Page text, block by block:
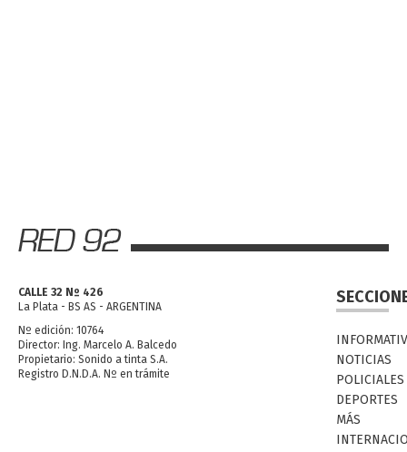
CALLE 32 Nº 426
La Plata - BS AS - ARGENTINA
Nº edición: 10764
Director: Ing. Marcelo A. Balcedo
Propietario: Sonido a tinta S.A.
Registro D.N.D.A. Nº en trámite
NOTICIAS
POLICIALES
DEPORTES
MÁS